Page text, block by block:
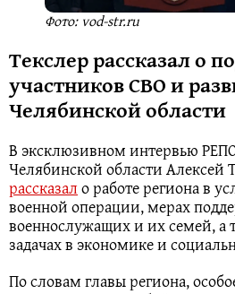
Фото: vod-str.ru
Текслер рассказал о
участников СВО и
Челябинской области
В эксклюзивном интервью
Челябинской области Алексей
рассказало работе региона в
военной операции, мерах
военнослужащих и их семей, а
задачах в экономике и
По словам главы региона,